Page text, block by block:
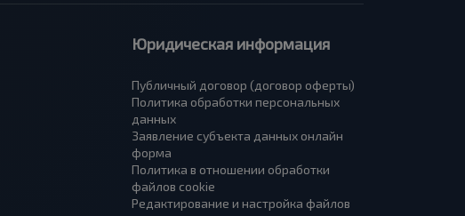
Юридическая информация
Публичный договор (договор оферты)
Политика обработки персональных
данных
Заявление субъекта данных онлайн
форма
Политика в отношении обработки
файлов cookie
Редактирование и настройка файлов